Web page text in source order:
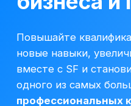
*Все иностранные термины и
Получить
новые навыки, увеличивайте
профессиональных